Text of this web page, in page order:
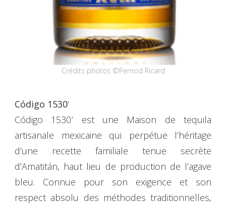
Crédits photos ©Pernod Ricard
Código 1530‘
Código 1530′ est une Maison de tequila
artisanale mexicaine qui perpétue l’héritage
d’une recette familiale tenue secrète
d’Amatitán, haut lieu de production de l’agave
bleu. Connue pour son exigence et son
respect absolu des méthodes traditionnelles,